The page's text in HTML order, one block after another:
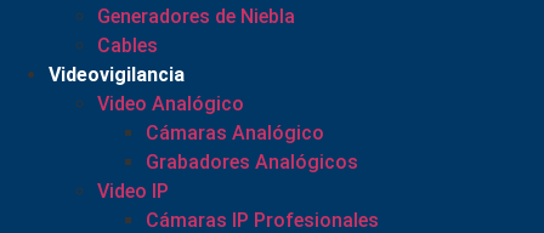
Generadores de Niebla
Cables
Videovigilancia
Video Analógico
Cámaras Analógico
Grabadores Analógicos
Video IP
Cámaras IP Profesionales